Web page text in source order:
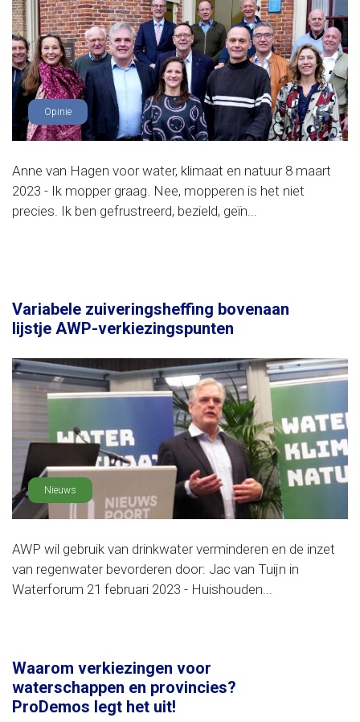
Opinie
Anne van Hagen voor water, klimaat en natuur 8 maart
2023 - Ik mopper graag. Nee, mopperen is het niet
precies. Ik ben gefrustreerd, bezield, geïn...
Variabele zuiveringsheffing bovenaan
lijstje AWP-verkiezingspunten
Nieuws
AWP wil gebruik van drinkwater verminderen en de inzet
van regenwater bevorderen door: Jac van Tuijn in
Waterforum 21 februari 2023 - Huishouden...
Waarom verkiezingen voor
waterschappen en provincies?
ProDemos legt het uit!